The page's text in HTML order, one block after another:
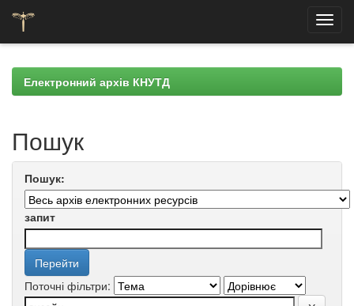
navigationЕлектронний архів КНУТД
Пошук
Пошук:
запит
Поточні фільтри: